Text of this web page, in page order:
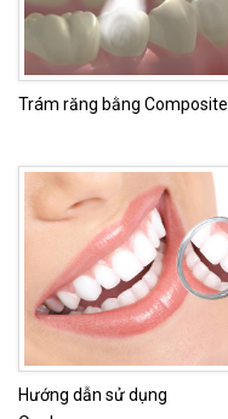
Trám răng bằng Composite
Hướng dẫn sử dụng